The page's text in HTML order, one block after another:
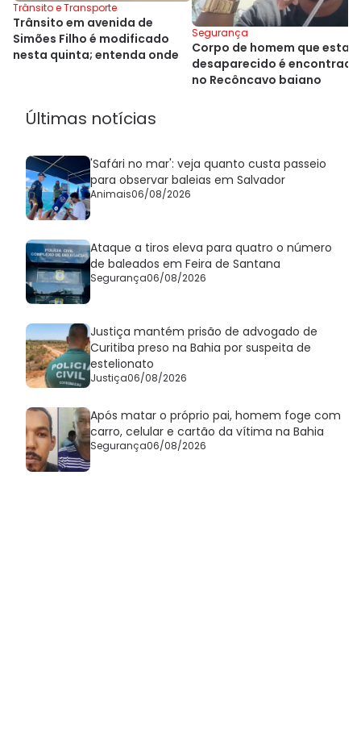
Trânsito e Transporte
Trânsito em avenida de
Simões Filho é modificado
nesta quinta; entenda onde
Segurança
Corpo de homem que
desaparecido é encontrado
no Recôncavo baiano
Últimas notícias
'Safári no mar': veja quanto custa passeio
para observar baleias em Salvador
Animais06/08/2026
Ataque a tiros eleva para quatro o número
de baleados em Feira de Santana
Segurança06/08/2026
Justiça mantém prisão de advogado de
Curitiba preso na Bahia por suspeita de
estelionato
Justiça06/08/2026
Após matar o próprio pai, homem foge com
carro, celular e cartão da vítima na Bahia
Segurança06/08/2026